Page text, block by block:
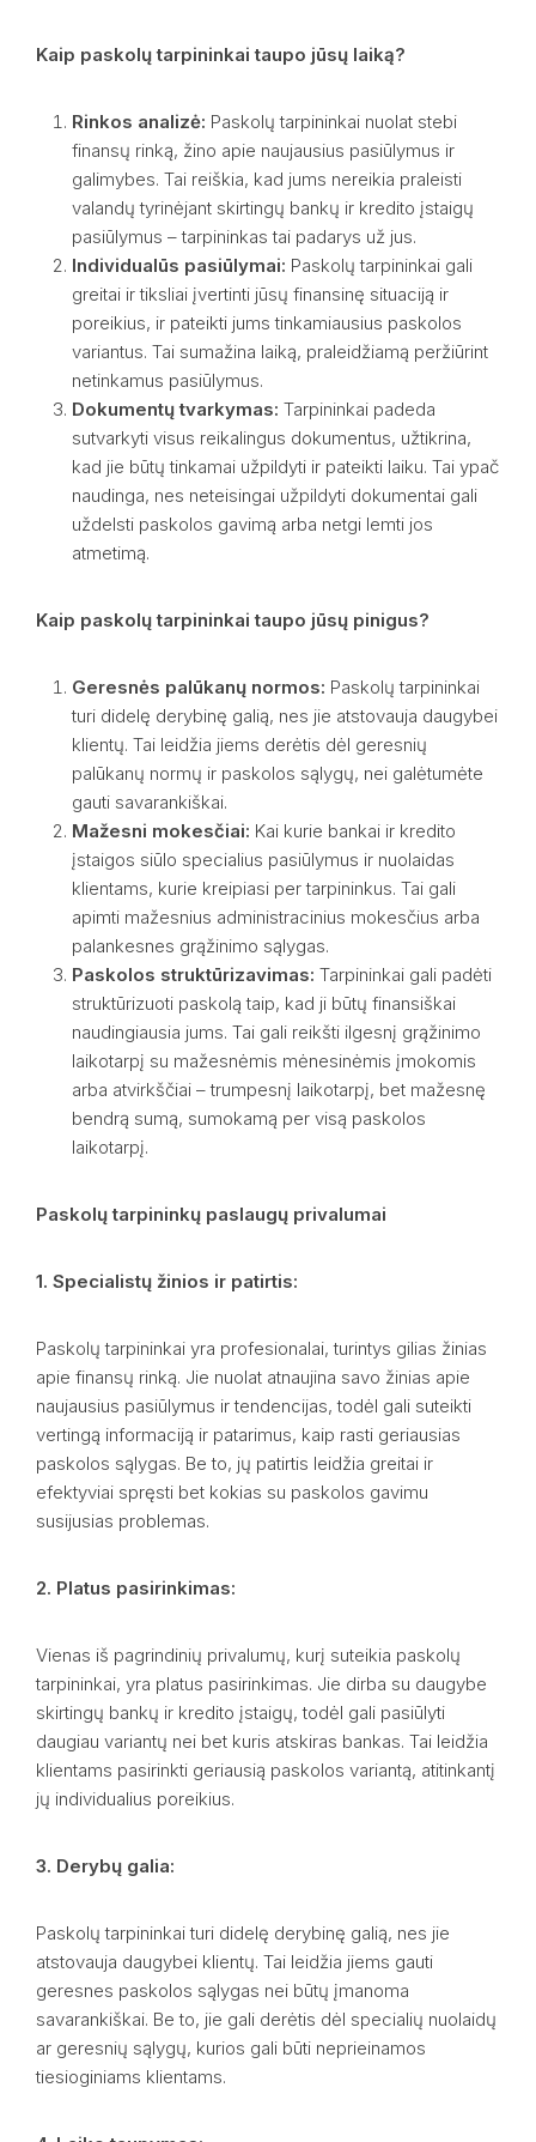
Kaip paskolų tarpininkai taupo jūsų laiką?
Rinkos analizė: Paskolų tarpininkai nuolat stebi
finansų rinką, žino apie naujausius pasiūlymus ir
galimybes. Tai reiškia, kad jums nereikia praleisti
valandų tyrinėjant skirtingų bankų ir kredito įstaigų
pasiūlymus – tarpininkas tai padarys už jus.
Individualūs pasiūlymai: Paskolų tarpininkai gali
greitai ir tiksliai įvertinti jūsų finansinę situaciją ir
poreikius, ir pateikti jums tinkamiausius paskolos
variantus. Tai sumažina laiką, praleidžiamą peržiūrint
netinkamus pasiūlymus.
Dokumentų tvarkymas: Tarpininkai padeda
sutvarkyti visus reikalingus dokumentus, užtikrina,
kad jie būtų tinkamai užpildyti ir pateikti laiku. Tai ypač
naudinga, nes neteisingai užpildyti dokumentai gali
uždelsti paskolos gavimą arba netgi lemti jos
atmetimą.
Kaip paskolų tarpininkai taupo jūsų pinigus?
Geresnės palūkanų normos: Paskolų tarpininkai
turi didelę derybinę galią, nes jie atstovauja daugybei
klientų. Tai leidžia jiems derėtis dėl geresnių
palūkanų normų ir paskolos sąlygų, nei galėtumėte
gauti savarankiškai.
Mažesni mokesčiai: Kai kurie bankai ir kredito
įstaigos siūlo specialius pasiūlymus ir nuolaidas
klientams, kurie kreipiasi per tarpininkus. Tai gali
apimti mažesnius administracinius mokesčius arba
palankesnes grąžinimo sąlygas.
Paskolos struktūrizavimas: Tarpininkai gali padėti
struktūrizuoti paskolą taip, kad ji būtų finansiškai
naudingiausia jums. Tai gali reikšti ilgesnį grąžinimo
laikotarpį su mažesnėmis mėnesinėmis įmokomis
arba atvirkščiai – trumpesnį laikotarpį, bet mažesnę
bendrą sumą, sumokamą per visą paskolos
laikotarpį.
Paskolų tarpininkų paslaugų privalumai
1. Specialistų žinios ir patirtis:
Paskolų tarpininkai yra profesionalai, turintys gilias žinias
apie finansų rinką. Jie nuolat atnaujina savo žinias apie
naujausius pasiūlymus ir tendencijas, todėl gali suteikti
vertingą informaciją ir patarimus, kaip rasti geriausias
paskolos sąlygas. Be to, jų patirtis leidžia greitai ir
efektyviai spręsti bet kokias su paskolos gavimu
susijusias problemas.
2. Platus pasirinkimas:
Vienas iš pagrindinių privalumų, kurį suteikia paskolų
tarpininkai, yra platus pasirinkimas. Jie dirba su daugybe
skirtingų bankų ir kredito įstaigų, todėl gali pasiūlyti
daugiau variantų nei bet kuris atskiras bankas. Tai leidžia
klientams pasirinkti geriausią paskolos variantą, atitinkantį
jų individualius poreikius.
3. Derybų galia:
Paskolų tarpininkai turi didelę derybinę galią, nes jie
atstovauja daugybei klientų. Tai leidžia jiems gauti
geresnes paskolos sąlygas nei būtų įmanoma
savarankiškai. Be to, jie gali derėtis dėl specialių nuolaidų
ar geresnių sąlygų, kurios gali būti neprieinamos
tiesioginiams klientams.